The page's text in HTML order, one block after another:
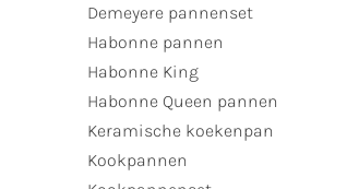
Demeyere pannenset
Habonne pannen
Habonne King
Habonne Queen pannen
Keramische koekenpan
Kookpannen